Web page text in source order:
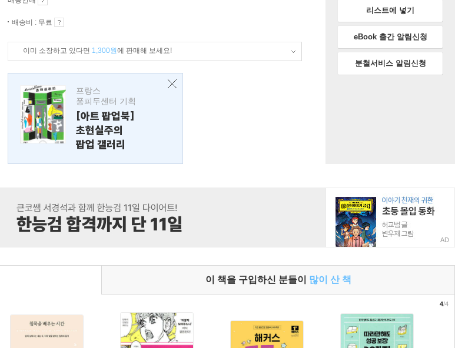
배송비 : 무료
이미 소장하고 있다면 1,300원에 판매해 보세요!
프랑스
퐁피두센터 기획
[아트 팝업북]
초현실주의
팝업 갤러리
리스트에 넣기
eBook 출간 알림신청
분철서비스 알림신청
AD
이 책을 구입하신 분들이 많이 산 책
4/4